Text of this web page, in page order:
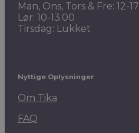
Man, Ons, Tors & Fre: 12-17
Lør: 10-13.00
Tirsdag: Lukket
Nyttige Oplysninger
Om Tika
FAQ